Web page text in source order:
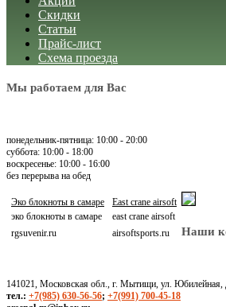
Скидки
Статьи
Прайс-лист
Схема проезда
Мы работаем для Вас
понедельник-пятница: 10:00 - 20:00
суббота: 10:00 - 18:00
воскресенье: 10:00 - 16:00
без перерыва на обед
Эко блокноты в самаре
эко блокноты в самаре
rgsuvenir.ru
East crane airsoft
east crane airsoft
airsoftsports.ru
Наши
141021, Московская обл., г. Мытищи, ул. Юбилейная,
тел.: +7(985) 630-56-56; +7(991) 700-45-18